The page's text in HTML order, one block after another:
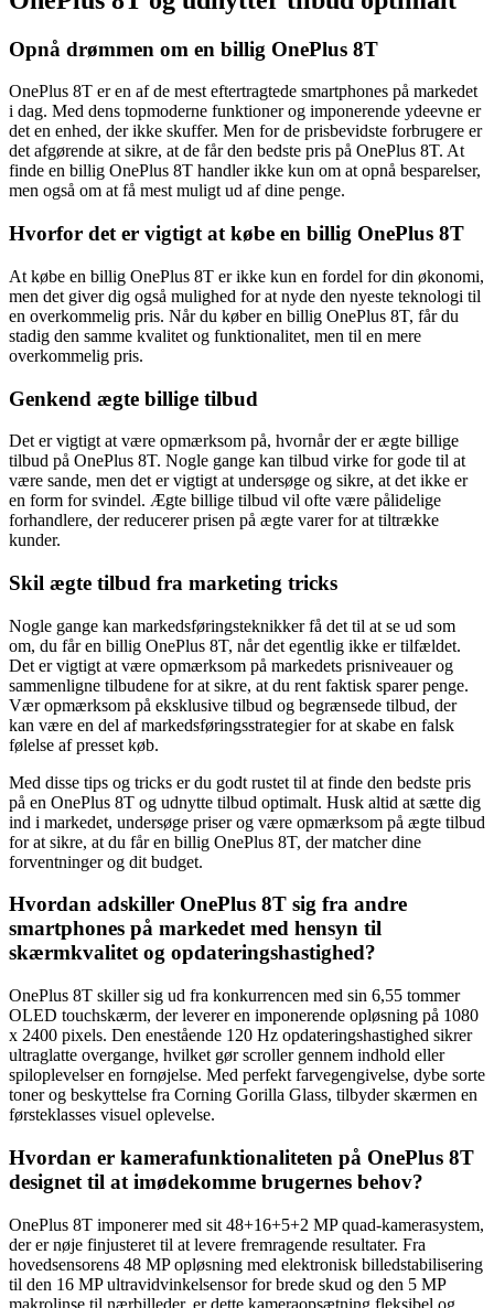
Opnå drømmen om en billig OnePlus 8T
OnePlus 8T er en af de mest eftertragtede smartphones på markedet
i dag. Med dens topmoderne funktioner og imponerende ydeevne er
det en enhed, der ikke skuffer. Men for de prisbevidste forbrugere er
det afgørende at sikre, at de får den bedste pris på OnePlus 8T. At
finde en billig OnePlus 8T handler ikke kun om at opnå besparelser,
men også om at få mest muligt ud af dine penge.
Hvorfor det er vigtigt at købe en billig OnePlus 8T
At købe en billig OnePlus 8T er ikke kun en fordel for din økonomi,
men det giver dig også mulighed for at nyde den nyeste teknologi til
en overkommelig pris. Når du køber en billig OnePlus 8T, får du
stadig den samme kvalitet og funktionalitet, men til en mere
overkommelig pris.
Genkend ægte billige tilbud
Det er vigtigt at være opmærksom på, hvornår der er ægte billige
tilbud på OnePlus 8T. Nogle gange kan tilbud virke for gode til at
være sande, men det er vigtigt at undersøge og sikre, at det ikke er
en form for svindel. Ægte billige tilbud vil ofte være pålidelige
forhandlere, der reducerer prisen på ægte varer for at tiltrække
kunder.
Skil ægte tilbud fra marketing tricks
Nogle gange kan markedsføringsteknikker få det til at se ud som
om, du får en billig OnePlus 8T, når det egentlig ikke er tilfældet.
Det er vigtigt at være opmærksom på markedets prisniveauer og
sammenligne tilbudene for at sikre, at du rent faktisk sparer penge.
Vær opmærksom på eksklusive tilbud og begrænsede tilbud, der
kan være en del af markedsføringsstrategier for at skabe en falsk
følelse af presset køb.
Med disse tips og tricks er du godt rustet til at finde den bedste pris
på en OnePlus 8T og udnytte tilbud optimalt. Husk altid at sætte dig
ind i markedet, undersøge priser og være opmærksom på ægte tilbud
for at sikre, at du får en billig OnePlus 8T, der matcher dine
forventninger og dit budget.
Hvordan adskiller OnePlus 8T sig fra andre
smartphones på markedet med hensyn til
skærmkvalitet og opdateringshastighed?
OnePlus 8T skiller sig ud fra konkurrencen med sin 6,55 tommer
OLED touchskærm, der leverer en imponerende opløsning på 1080
x 2400 pixels. Den enestående 120 Hz opdateringshastighed sikrer
ultraglatte overgange, hvilket gør scroller gennem indhold eller
spiloplevelser en fornøjelse. Med perfekt farvegengivelse, dybe sorte
toner og beskyttelse fra Corning Gorilla Glass, tilbyder skærmen en
førsteklasses visuel oplevelse.
Hvordan er kamerafunktionaliteten på OnePlus 8T
designet til at imødekomme brugernes behov?
OnePlus 8T imponerer med sit 48+16+5+2 MP quad-kamerasystem,
der er nøje finjusteret til at levere fremragende resultater. Fra
hovedsensorens 48 MP opløsning med elektronisk billedstabilisering
til den 16 MP ultravidvinkelsensor for brede skud og den 5 MP
makrolinse til nærbilleder, er dette kameraopsætning fleksibel og